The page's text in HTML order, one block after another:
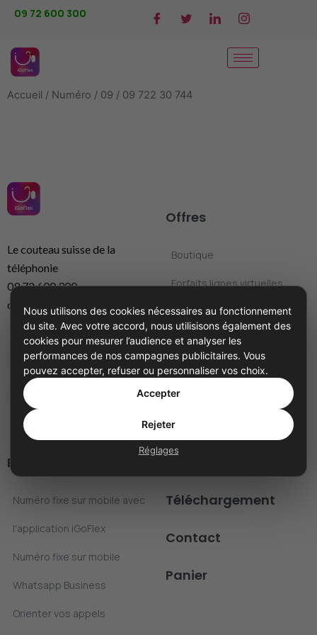
09 72 600 300
Accueil / Numéro / 09 / 09 722 30 744
Le couteau suisse de la
téléphonie
09 72 600 300
contact@igoflex.com
Offres
Boutique
Forfaits lignes virtuelles
Standard téléphonique
virtuel
Numéro facile à retenir
Numéros
Blog
Numéro fixe sur mobile avec
l'application iGoFlex
Numéro fixe sur mobile
Whatsapp Business
Orienter vos appels
Téléchargement
Contact
Panier
Nous utilisons des cookies nécessaires au fonctionnement
du site. Avec votre accord, nous utilisisons également des
cookies pour mesurer l’audience et analyser les
performances de nos campagnes publicitaires. Vous
pouvez accepter, refuser ou personnaliser vos choix.
Accepter
Rejeter
Réglages